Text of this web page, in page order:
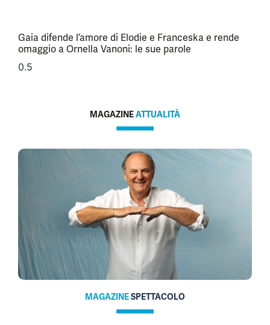
Gaia difende l’amore di Elodie e Franceska e rende
omaggio a Ornella Vanoni: le sue parole
MAGAZINEATTUALITÀ
MAGAZINESPETTACOLO